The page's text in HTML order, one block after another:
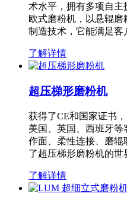
术水平，拥有多项自
欧式磨粉机，以悬辊磨
制造技术，它能满足
了解详情
超压梯形磨粉机
获得了CE和国家证书
美国、英国、西班牙
作面、柔性连接、磨辊
了超压梯形磨粉机的
了解详情